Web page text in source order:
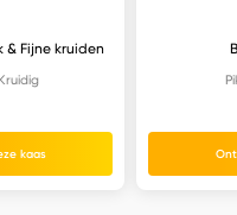
& Fijne kruiden
kaas